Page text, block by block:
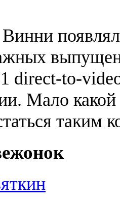
direct-to-
Мало
таким